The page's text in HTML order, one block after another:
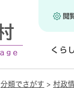
閲
くら
く
分類でさがす > 村政